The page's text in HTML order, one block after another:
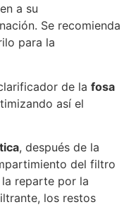
a su
Se recomienda
para la
de la fosa
así el
, después de la
del filtro
reparte por la
los restos